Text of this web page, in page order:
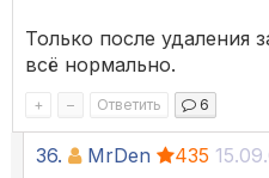
Только после удаления
всё нормально.
+ – Ответить 6
36. MrDen 435